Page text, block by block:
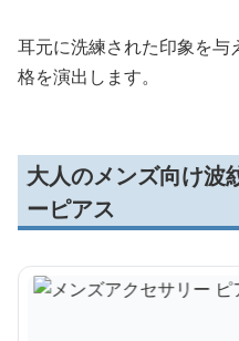
耳元に洗練された印象を与
格を演出します。
大人のメンズ向け波
ーピアス